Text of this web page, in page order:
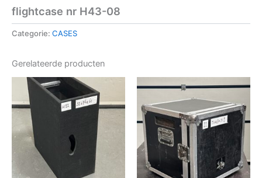
flightcase nr H43-08
Categorie: CASES
Gerelateerde producten